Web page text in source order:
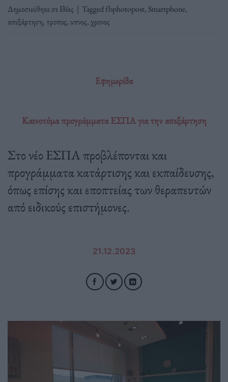
Δημοσιεύθηκε σεΙδέες | Taggedfbphotopost, Smartphone,
απεξάρτηση,τροπος,υπνος,χρονος
Εφημερίδα
Καινοτόμα προγράμματα ΕΣΠΑ για την απεξάρτηση
Στο νέο ΕΣΠΑ προβλέπονται και
προγράμματα κατάρτισης και εκπαίδευσης,
όπως επίσης και εποπτείας των θεραπευτών
από ειδικούς επιστήμονες.
21.12.2023